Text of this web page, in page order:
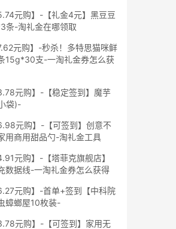
元购】-【礼金4元】黑豆豆
条-淘礼金在哪领取
元购】-秒杀！多特思猫咪鲜
15g*30支-一淘礼金券怎么获
元购】-【稳定签到】魔芋
袋)-
元购】-【可签到】创意不
用商用甜品勺-淘礼金工具
元购】-【塔菲克旗舰店】
数据线-一淘礼金券怎么获得
元购】-首单+签到【中科院
蟑螂屋10枚装-
元购】-【可签到】家用无